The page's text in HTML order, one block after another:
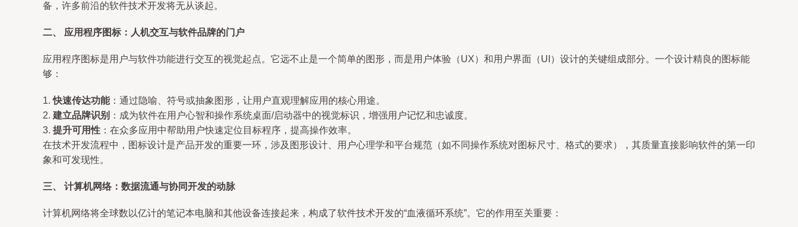
备，许多前沿的软件技术开发将无从谈起。
二、 应用程序图标：人机交互与软件品牌的门户
应用程序图标是用户与软件功能进行交互的视觉起点。它远不止是一个简单的图形，而是用户体验（UX）和用户界面（UI）设计的关键组成部分。一个设计精良的图标能
够：
1.快速传达功能：通过隐喻、符号或抽象图形，让用户直观理解应用的核心用途。
2. 建立品牌识别 ：成为软件在用户心智和操作系统桌面/启动器中的视觉标识，增强用户记忆和忠诚度。
3. 提升可用性 ：在众多应用中帮助用户快速定位目标程序，提高操作效率。
在技术开发流程中，图标设计是产品开发的重要一环，涉及图形设计、用户心理学和平台规范（如不同操作系统对图标尺寸、格式的要求），其质量直接影响软件的第一印
象和可发现性。
三、 计算机网络：数据流通与协同开发的动脉
计算机网络将全球数以亿计的笔记本电脑和其他设备连接起来，构成了软件技术开发的“血液循环系统”。它的作用至关重要：